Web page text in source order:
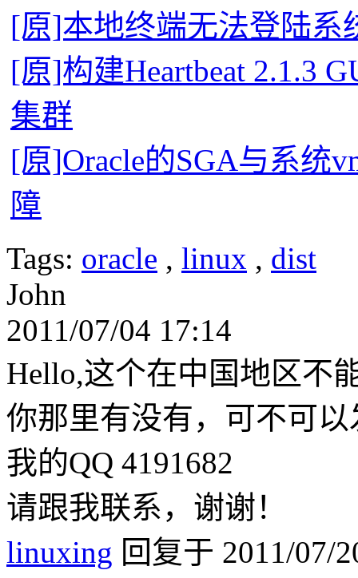
[原]本地终端无法登陆系
[原]构建Heartbeat 2.1.3
集群
[原]Oracle的SGA与系统
障
Tags: oracle , linux , dist
John
2011/07/04 17:14
Hello,这个在中国地区不
你那里有没有，可不可
我的QQ 4191682
请跟我联系，谢谢！
linuxing 回复于 2011/07/